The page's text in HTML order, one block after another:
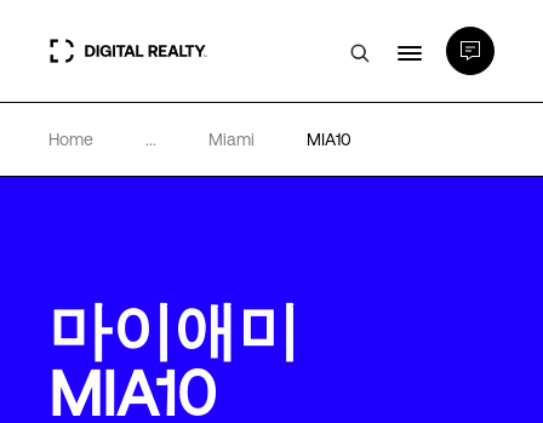
데이터 센터
파트너
전문성 및 리소스
Home ... Miami MIA10
마이애미
MIA10